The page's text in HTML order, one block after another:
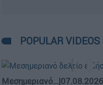
POPULAR VIDEOS
Μεσημεριανό...|